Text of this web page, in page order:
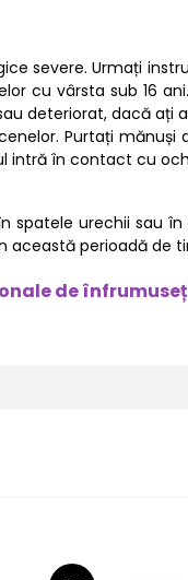
severe. Urmați
cu vârsta sub 16
deteriorat, dacă
Purtați
intră în contact cu
spatele urechii sau
perioadă de
de